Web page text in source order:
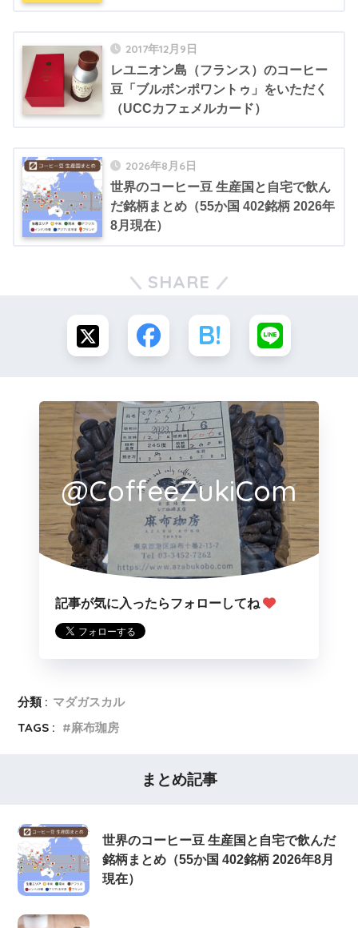
2017年12月9日
レユニオン島（フランス）のコーヒー
豆「ブルボンポワントゥ」をいただく
（UCCカフェメルカード）
2026年8月6日
世界のコーヒー豆 生産国と自宅で飲ん
だ銘柄まとめ（55か国 402銘柄 2026年
8月現在）
SHARE
@CoffeeZukiCom
記事が気に入ったらフォローしてね
分類 : マダガスカル
TAGS :
麻布珈房
まとめ記事
世界のコーヒー豆 生産国と自宅で飲んだ
銘柄まとめ（55か国 402銘柄 2026年8月
現在）